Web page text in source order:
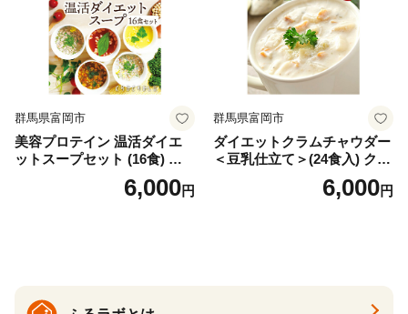
群馬県富岡市
美容プロテイン 温活ダイエ
ットスープセット (16食) 小
分け スープ 食べ比べ セット
詰合せ クラムチャウダー チ
6,000円
群馬県富岡市
ダイエットクラムチャウダー
＜豆乳仕立て＞(24食入) クラ
ムチャウダー 豆乳 ダイエッ
ト スープ プロテイン たんぱ
6,000円